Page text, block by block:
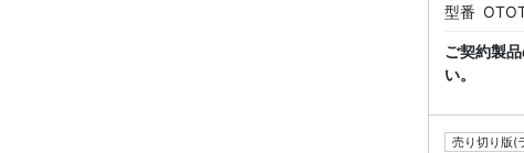
型番
ご契約製
い。
売り切り版(